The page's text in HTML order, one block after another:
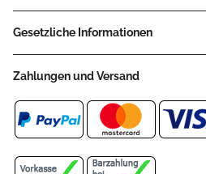
Gesetzliche Informationen
Zahlungen und Versand